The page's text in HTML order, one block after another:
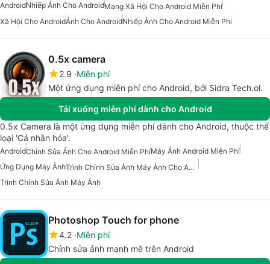
AndroidNhiếp Ảnh Cho AndroidMạng Xã Hội Cho Android Miễn Phí
Xã Hội Cho AndroidẢnh Cho AndroidNhiếp Ảnh Cho Android Miễn Phí
0.5x camera
2.9 Miễn phí
Một ứng dụng miễn phí cho Android, bởi Sidra Tech.ol.
Tải xuống miễn phí dành cho Android
0.5x Camera là một ứng dụng miễn phí dành cho Android, thuộc thể
loại 'Cá nhân hóa'.
AndroidChỉnh Sửa Ảnh Cho Android Miễn PhíMáy Ảnh Android Miễn Phí
Ứng Dụng Máy Ảnh
Trình Chỉnh Sửa Ảnh Máy Ảnh Cho Android
Trình Chỉnh Sửa Ảnh Máy Ảnh
Photoshop Touch for phone
4.2 Miễn phí
Chỉnh sửa ảnh mạnh mẽ trên Android